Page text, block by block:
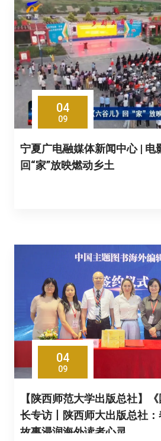
04
09
宁夏广电融媒体新闻中心 | 电
回“家”放映燃动乡土
04
09
【陕西师范大学出版总社】
长专访丨陕西师大出版总社：
故事浸润海外读者心灵